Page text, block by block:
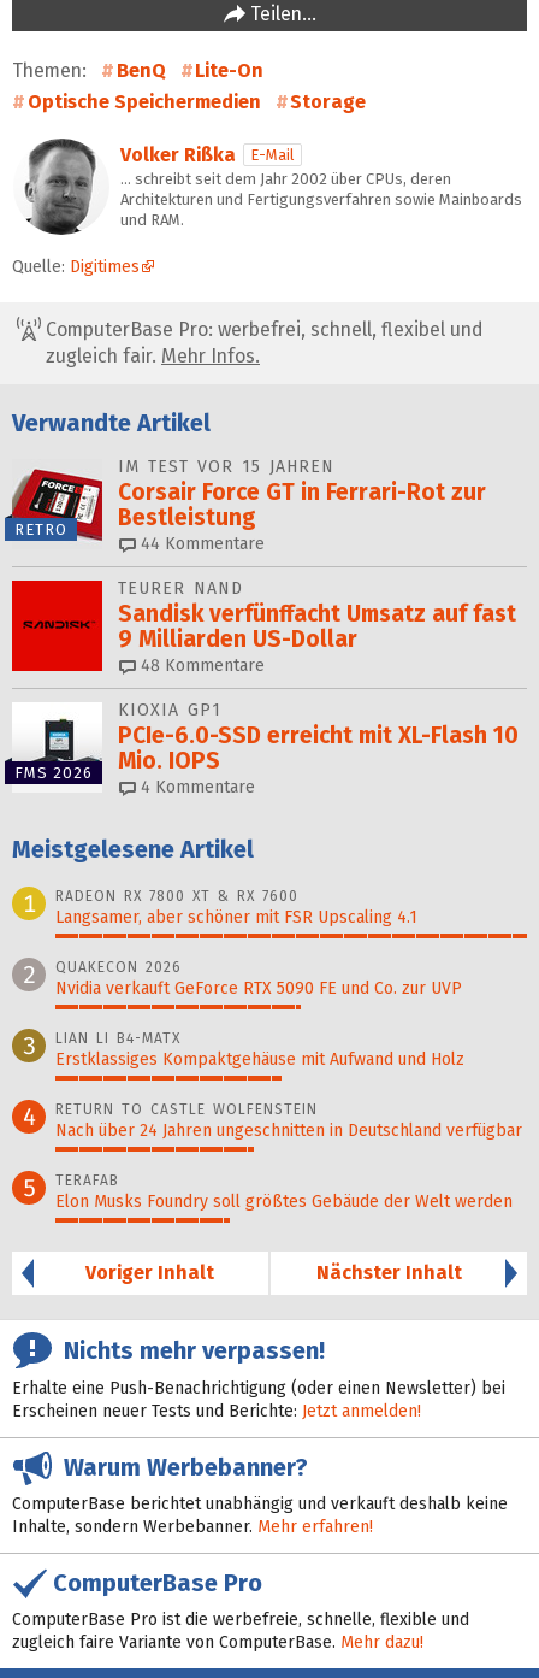
Teilen…
Themen: BenQ
Lite-On
Optische Speichermedien
Storage
Volker Rißka
E-Mail
… schreibt seit dem Jahr 2002 über CPUs, deren
Architekturen und Fertigungsverfahren sowie Mainboards
und RAM.
Quelle: Digitimes
ComputerBase Pro: werbefrei, schnell, flexibel und
zugleich fair. Mehr Infos.
Verwandte Artikel
RETRO
IM TEST VOR 15 JAHREN
Corsair Force GT in Ferrari-Rot zur
Bestleistung
44 Kommentare
TEURER NAND
Sandisk verfünffacht Umsatz auf fast
9 Milliarden US-Dollar
48 Kommentare
FMS 2026
KIOXIA GP1
PCIe-6.0-SSD erreicht mit XL-Flash 10
Mio. IOPS
4 Kommentare
Meistgelesene Artikel
1
RADEON RX 7800 XT & RX 7600
Langsamer, aber schöner mit FSR Upscaling 4.1
2 QUAKECON 2026
Nvidia verkauft GeForce RTX 5090 FE und Co. zur UVP
3 LIAN LI B4-MATX
Erstklassiges Kompaktgehäuse mit Aufwand und Holz
4 RETURN TO CASTLE WOLFENSTEIN
Nach über 24 Jahren ungeschnitten in Deutschland verfügbar
5 TERAFAB
Elon Musks Foundry soll größ­tes Gebäude der Welt werden
Voriger Inhalt
Nächster Inhalt
Nichts mehr verpassen!
Erhalte eine Push-Benachrichtigung (oder einen Newsletter) bei
Erscheinen neuer Tests und Berichte: Jetzt anmelden!
Warum Werbebanner?
ComputerBase berichtet unabhängig und verkauft deshalb keine
Inhalte, sondern Werbebanner. Mehr erfahren!
ComputerBase Pro
ComputerBase Pro ist die werbefreie, schnelle, flexible und
zugleich faire Variante von ComputerBase. Mehr dazu!